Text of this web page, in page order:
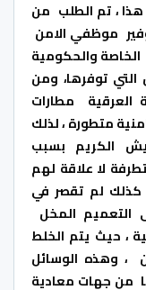
، تم الطلب من
موظفي الامن
والحكومية
التي توفرها، ومن
العرقية مطارات
متطورة ، لذلك
الكريم بسبب
لا علاقة لهم
كذلك لم تقصر في
التعميم المخل
، حيث يتم الخلط
، وهذه الوسائل
من جهات معادية